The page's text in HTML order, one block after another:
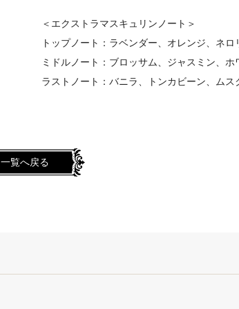
＜エクストラマスキュリンノート＞
トップノート：ラベンダー、オレンジ、ネロ
ミドルノート：ブロッサム、ジャスミン、ホ
ラストノート：バニラ、トンカビーン、ムス
一覧へ戻る